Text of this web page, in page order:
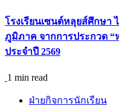
โรงเรียนเซนต์หลุยส์ศึกษา
ภูมิภาค จากการประกวด “
ประจำปี 2569
1 min read
ฝ่ายกิจการนักเรียน